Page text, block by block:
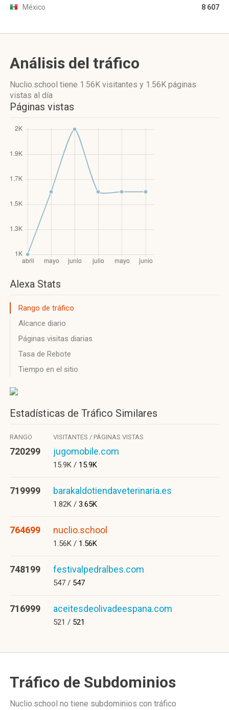
México 8 607
Análisis del tráfico
Nuclio.school tiene 1.56K visitantes y 1.56K páginas
vistas al día
Páginas vistas
Alexa Stats
Rango de tráfico
Alcance diario
Páginas visitas diarias
Tasa de Rebote
Tiempo en el sitio
Estadísticas de Tráfico Similares
RANGO VISITANTES / PÁGINAS VISTAS
720299 jugomobile.com
15.9K / 15.9K
719999 barakaldotiendaveterinaria.es
1.82K / 3.65K
764699 nuclio.school
1.56K / 1.56K
748199 festivalpedralbes.com
547 / 547
716999 aceitesdeolivadeespana.com
521 / 521
Tráfico de Subdominios
Nuclio.school no tiene subdominios con tráfico